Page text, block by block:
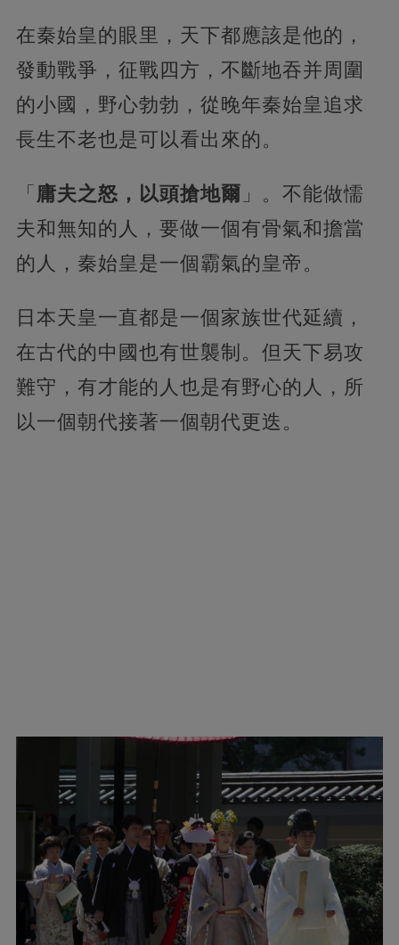
在秦始皇的眼里，天下都應該是他的，
發動戰爭，征戰四方，不斷地吞并周圍
的小國，野心勃勃，從晚年秦始皇追求
長生不老也是可以看出來的。
「 庸夫之怒，以頭搶地爾 」。不能做懦
夫和無知的人，要做一個有骨氣和擔當
的人，秦始皇是一個霸氣的皇帝。
日本天皇一直都是一個家族世代延續，
在古代的中國也有世襲制。但天下易攻
難守，有才能的人也是有野心的人，所
以一個朝代接著一個朝代更迭。